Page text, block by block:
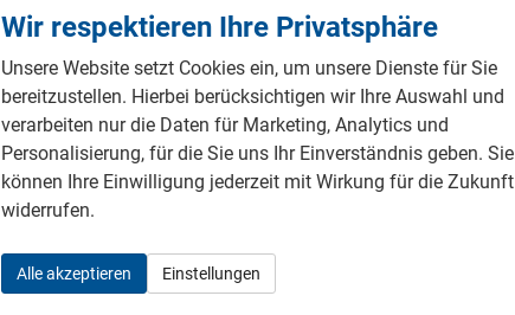
Wir respektieren Ihre Privatsphäre
Unsere Website setzt Cookies ein, um unsere Dienste für Sie
bereitzustellen. Hierbei berücksichtigen wir Ihre Auswahl und
verarbeiten nur die Daten für Marketing, Analytics und
Personalisierung, für die Sie uns Ihr Einverständnis geben. Sie
können Ihre Einwilligung jederzeit mit Wirkung für die Zukunft
widerrufen.
Alle akzeptieren Einstellungen